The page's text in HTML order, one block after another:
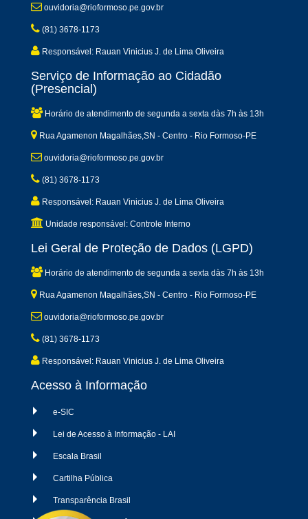
ouvidoria@rioformoso.pe.gov.br
(81) 3678-1173
Responsável: Rauan Vinicius J. de Lima Oliveira
Serviço de Informação ao Cidadão
(Presencial)
Horário de atendimento de segunda a sexta dàs 7h às 13h
Rua Agamenon Magalhães,SN - Centro - Rio Formoso-PE
ouvidoria@rioformoso.pe.gov.br
(81) 3678-1173
Responsável: Rauan Vinicius J. de Lima Oliveira
Unidade responsável: Controle Interno
Lei Geral de Proteção de Dados (LGPD)
Horário de atendimento de segunda a sexta dàs 7h às 13h
Rua Agamenon Magalhães,SN - Centro - Rio Formoso-PE
ouvidoria@rioformoso.pe.gov.br
(81) 3678-1173
Responsável: Rauan Vinicius J. de Lima Oliveira
Acesso à Informação
e-SIC
Lei de Acesso à Informação - LAI
Escala Brasil
Cartilha Pública
Transparência Brasil